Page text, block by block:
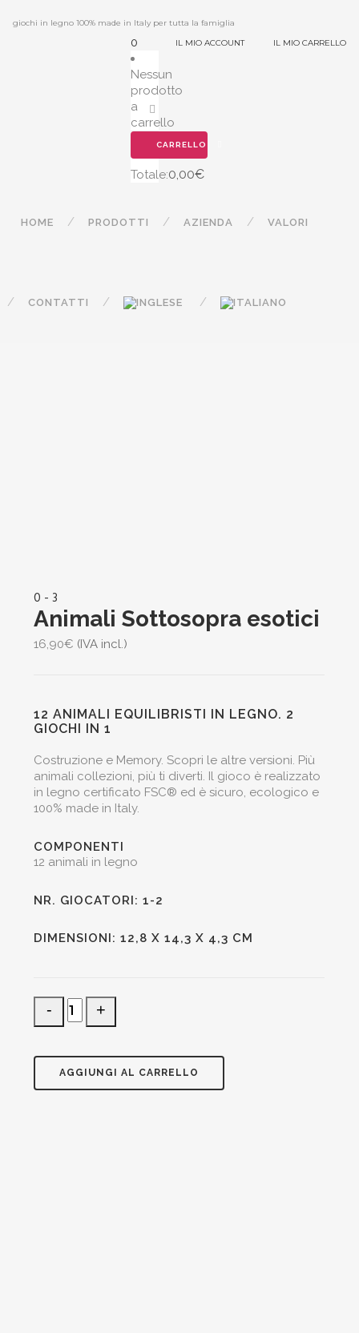
giochi in legno 100% made in Italy per tutta la famiglia
IL MIO ACCOUNT
IL MIO CARRELLO
0
Nessun
prodotto
a
carrello
CARRELLO
Totale:0,00€
HOME PRODOTTI AZIENDA VALORI
CONTATTI
0 - 3
Animali Sottosopra esotici
16,90€ (IVA incl.)
12 ANIMALI EQUILIBRISTI IN LEGNO. 2
GIOCHI IN 1
Costruzione e Memory. Scopri le altre versioni. Più
animali collezioni, più ti diverti. Il gioco è realizzato
in legno certificato FSC® ed è sicuro, ecologico e
100% made in Italy.
COMPONENTI
12 animali in legno
NR. GIOCATORI: 1-2
DIMENSIONI: 12,8 X 14,3 X 4,3 CM
Animali
Sottosopra
AGGIUNGI AL CARRELLO